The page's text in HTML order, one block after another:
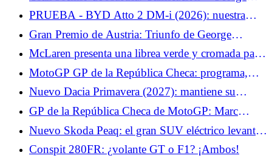
Yamaha
Russell consigue la pole tras el choque de
Verstappen
PRUEBA - BYD Atto 2 DM-i (2026): nuestra
opinión sobre el SUV urbano... La primera prueba
del BYD Atto 2 nos dejó con ganas de más. Si no
estuviera desprovisto de... Ensayo jueves 18 de
junio de 2026
Gran Premio de Austria: Triunfo de George
Russell, Verstappen impresiona
McLaren presenta una librea verde y cromada para
Silverstone.
MotoGP GP de la República Checa: programa,
canal de televisión y horarios del fin de semana,
Fabio Quartararo espera lo mejor con Yamaha
Nuevo Dacia Primavera (2027): mantiene su
nombre pero toma todo del Twingo
GP de la República Checa de MotoGP: Marc
Márquez espera un intenso desafío físico en Brno
Nuevo Skoda Peaq: el gran SUV eléctrico levanta
el velo de su interior
Conspit 280FR: ¿volante GT o F1? ¡Ambos!